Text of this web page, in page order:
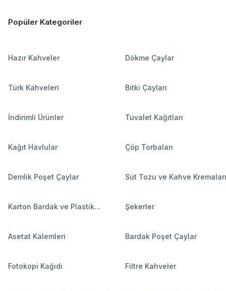
Popüler Kategoriler
Hazır Kahveler Dökme Çaylar
Türk Kahveleri Bitki Çayları
İndirimli Ürünler Tuvalet Kağıtları
Kağıt Havlular Çöp Torbaları
Demlik Poşet Çaylar Süt Tozu ve Kahve Kremaları
Karton Bardak ve Plastik
Şekerler
Asetat Kalemleri Bardak Poşet Çaylar
Fotokopi Kağıdı Filtre Kahveler